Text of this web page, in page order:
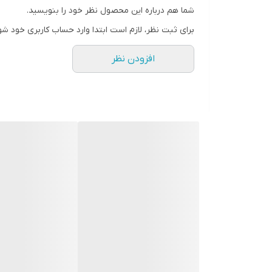
شما هم درباره این محصول نظر خود را بنویسید.
برای ثبت نظر، لازم است ابتدا وارد حساب کاربری خود
افزودن نظر